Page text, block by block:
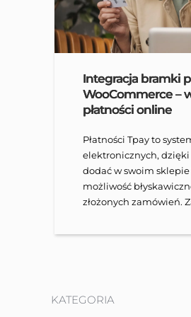
Integracja bramki
WooCommerce –
płatności online
Płatności Tpay to
elektronicznych,
dodać w swoim
możliwość
złożonych zamówień.
KATEGORIA